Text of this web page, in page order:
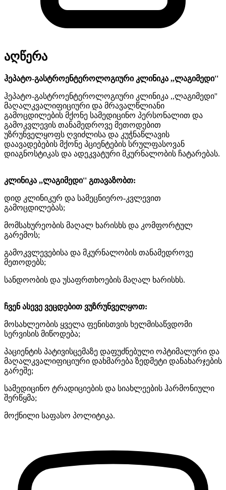
აღწერა
ჰეპატო-გასტროენტეროლოგიური კლინიკა ,,ლაგიმედი''
ჰეპატო-გასტროენტეროლოგიური კლინიკა ,,ლაგიმედი''
მაღალკვალიფიციური და მრავალწლიანი
გამოცდილების მქონე სამედიცინო პერსონალით და
გამოკვლევის თანამედროვე მეთოდებით
უზრუნველყოფს ღვიძლისა და კუჭნაწლავის
დაავადებების მქონე პციენტების სრულფასოვან
დიაგნოსტიკას და ადეკვატური მკურნალობის ჩატარებას.
კლინიკა ,,ლაგიმედი'' გთავაზობთ:
დიდ კლინიკურ და სამეცნიერო-კვლევით
გამოცდილებას;
მომსახურეობის მაღალ ხარისხს და კომფორტულ
გარემოს;
გამოკვლევებისა და მკურნალობის თანამედროვე
მეთოდებს;
სანდოობის და უსაფრთხოების მაღალ ხარისხს.
ჩვენ ასევე ვეცდებით ვუზრუნველყოთ:
მოსახლეობის ყველა ფენისთვის ხელმისაწვდომი
სერვისის მიწოდება;
პაციენტის პატივისცემაზე დაფუძნებული ოპტიმალური და
მაღალკვალიფიციური დახმარება ზედმეტი დანახარჯების
გარეშე;
სამედიცინო ტრადიციების და სიახლეების ჰარმონიული
შერწყმა;
მოქნილი საფასო პოლიტიკა.